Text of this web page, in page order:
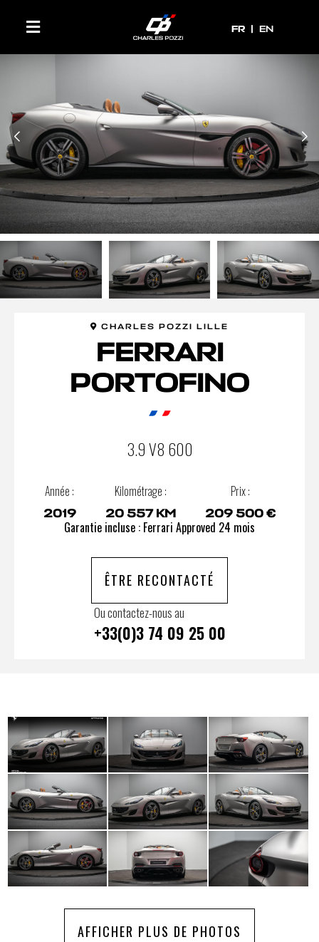
FR
FR EN
CHARLES POZZI LILLE
FERRARI
PORTOFINO
3.9 V8 600
Année :
2019
Kilométrage :
20 557 KM
Prix :
209 500 €
Garantie incluse : Ferrari Approved 24 mois
ÊTRE RECONTACTÉ
Ou contactez-nous au
+33(0)3 74 09 25 00
AFFICHER PLUS DE PHOTOS